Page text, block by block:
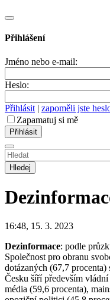
Přihlášení
Jméno nebo e-mail:
Heslo:
Přihlásit | zapoměli jste
Zapamatuj si mě
Hledej
16:48, 15. 3. 2023
Dezinformace: podle
Společnost pro obranu
dotázaných (67,7
Česku šíří především
média (59,6 procenta),